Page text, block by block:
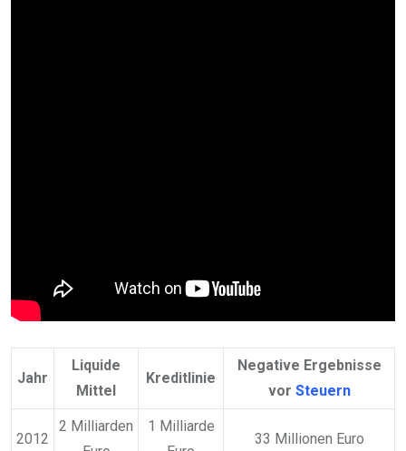
Jahr
Liquide
Mittel
Kreditlinie
Negative Ergebnisse
vor Steuern
2012
2 Milliarden
1 Milliarde
33 Millionen Euro